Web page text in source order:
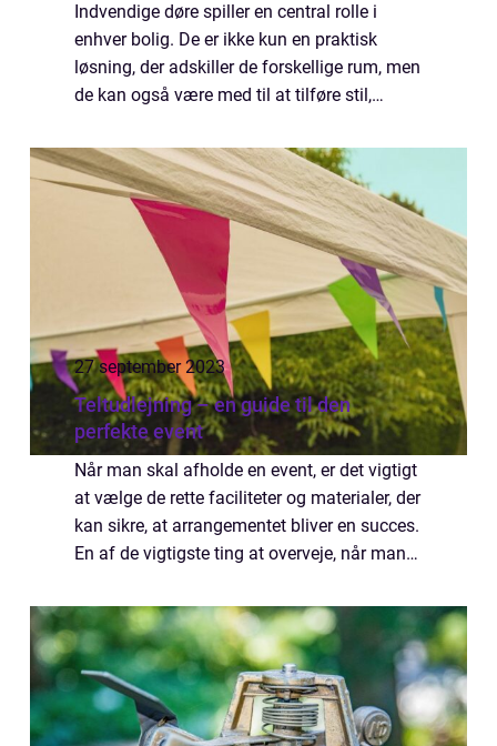
Indvendige døre spiller en central rolle i
enhver bolig. De er ikke kun en praktisk
løsning, der adskiller de forskellige rum, men
de kan også være med til at tilføre stil,
27 september 2023
Teltudlejning – en guide til den
perfekte event
Når man skal afholde en event, er det vigtigt
at vælge de rette faciliteter og materialer, der
kan sikre, at arrangementet bliver en succes.
En af de vigtigste ting at overveje, når man